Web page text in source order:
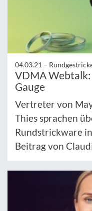
04.03.21 –
VDMA Webtalk:
Gauge
Vertreter von
Thies sprachen
Rundstrickware
Beitrag von